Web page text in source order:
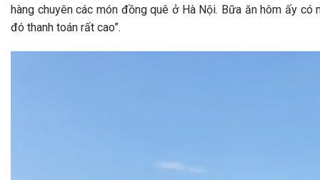
hàng chuyên các món đồng quê ở Hà Nội. Bữa ăn hôm ấy
đó thanh toán rất cao”.